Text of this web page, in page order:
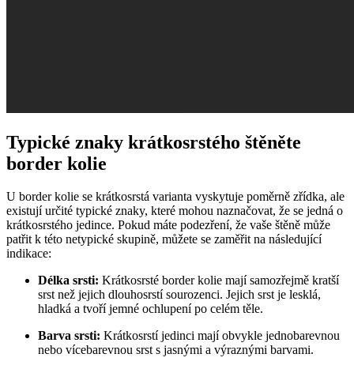
Typické znaky krátkosrstého štěněte
border kolie
U border kolie se krátkosrstá varianta vyskytuje poměrně zřídka, ale
existují určité typické znaky, které mohou naznačovat, že se jedná o
krátkosrstého jedince. Pokud máte podezření, že vaše štěně může
patřit k této netypické skupině, můžete se zaměřit na následující
indikace:
Délka srsti: Krátkosrsté border kolie mají samozřejmě kratší
srst než jejich dlouhosrstí sourozenci. Jejich srst je lesklá,
hladká a tvoří jemné ochlupení po celém těle.
Barva srsti: Krátkosrstí jedinci mají obvykle jednobarevnou
nebo vícebarevnou srst s jasnými a výraznými barvami.